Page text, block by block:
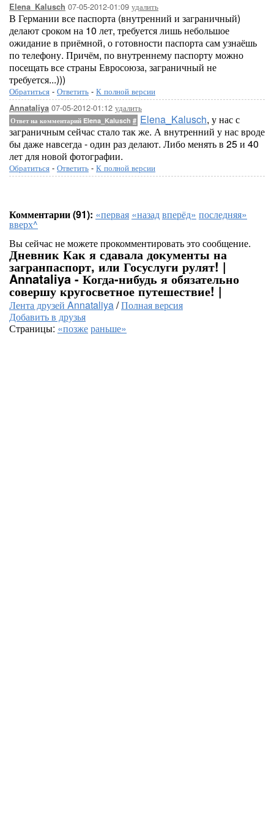
Elena_Kalusch 07-05-2012-01:09 удалить
В Германии все паспорта (внутренний и заграничный)
делают сроком на 10 лет, требуется лишь небольшое
ожидание в приёмной, о готовности паспорта сам узнаёшь
по телефону. Причём, по внутреннему паспорту можно
посещать все страны Евросоюза, заграничный не
требуется...)))
Обратиться - Ответить - К полной версии
Annataliya 07-05-2012-01:12 удалить
Ответ на комментарий Elena_Kalusch # Elena_Kalusch, у нас с
заграничным сейчас стало так же. А внутренний у нас вроде
бы даже навсегда - один раз делают. Либо менять в 25 и 40
лет для новой фотографии.
Обратиться - Ответить - К полной версии
Комментарии (91): «первая «назадвперёд» последняя»
вверх^
Вы сейчас не можете прокомментировать это сообщение.
Дневник Как я сдавала документы на
загранпаспорт, или Госуслуги рулят! |
Annataliya - Когда-нибудь я обязательно
совершу кругосветное путешествие! |
Лента друзей Annataliya/Полная версия
Добавить в друзья
Страницы: «позжераньше»